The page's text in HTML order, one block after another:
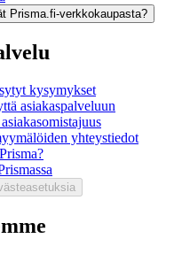
Prisma.fi-verkkokaupasta?
kysymykset
asiakaspalveluun
yhteystiedot